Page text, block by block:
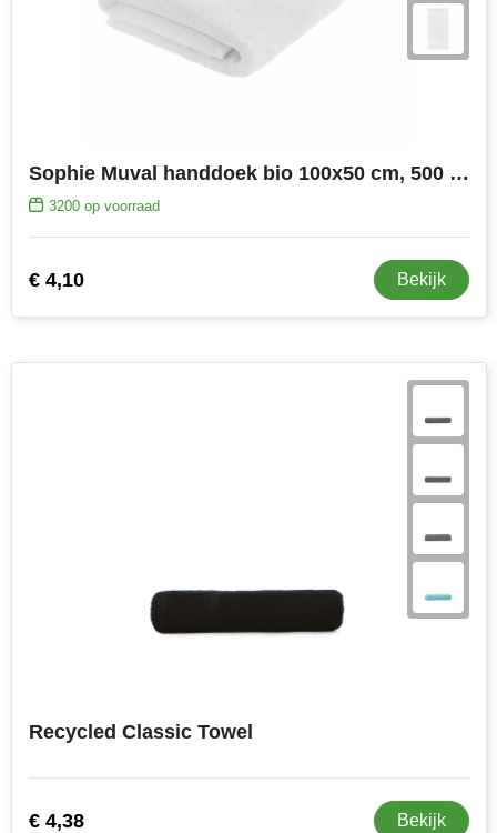
Sophie Muval handdoek bio 100x50 cm, 500 gr/m²
3200op voorraad
€ 4,10 Bekijk
Recycled Classic Towel
€ 4,38 Bekijk